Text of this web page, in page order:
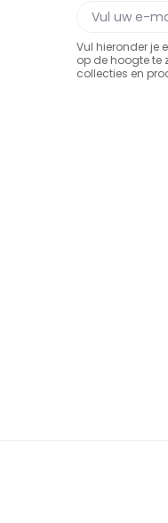
Vul hieronder je
op de hoogte te
collecties en